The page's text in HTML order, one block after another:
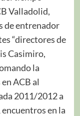
Valladolid,
de entrenador
“directores de
Casimiro,
la
ACB al
2011/2012 a
en la